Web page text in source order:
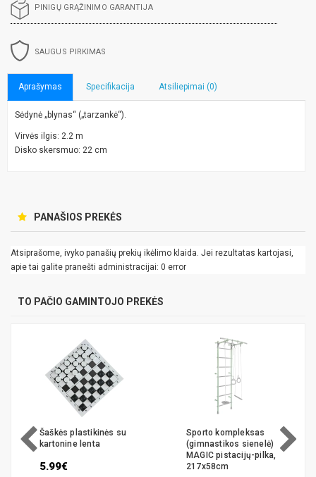
PINIGŲ GRĄŽINIMO GARANTIJA
SAUGUS PIRKIMAS
Aprašymas Specifikacija Atsiliepimai (0)
Sėdynė „blynas“ („tarzankė“).
Virvės ilgis: 2.2 m
Disko skersmuo: 22 cm
PANAŠIOS PREKĖS
Atsiprašome, ivyko panašių prekių ikėlimo klaida. Jei rezultatas kartojasi,
apie tai galite pranešti administracijai: 0 error
TO PAČIO GAMINTOJO PREKĖS
Šaškės plastikinės su
kartonine lenta
5.99€
Sporto kompleksas
(gimnastikos sienelė)
MAGIC pistacijų-pilka,
217x58cm